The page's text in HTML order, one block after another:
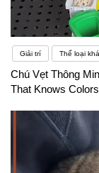
Giải trí Thể loại
Chú Vẹt Thông
That Knows